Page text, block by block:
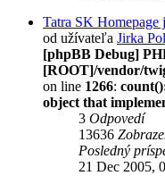
Tatra SK Homepage
od užívateľa Jirka
[phpBB Debug]
[ROOT]/vendor/
on line 1266:
object that
3 Odpovedí
13636
Posledný
21 Dec 2005,